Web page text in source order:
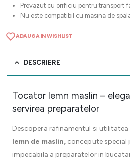
Prevazut cu orificiu pentru transport
Nu este compatibil cu masina de
ADAUGA IN WISHLIST
DESCRIERE
Tocator lemn maslin –
servirea preparatelor
Descopera rafinamentul si
lemn de maslin, concepute special
impecabila a preparatelor in